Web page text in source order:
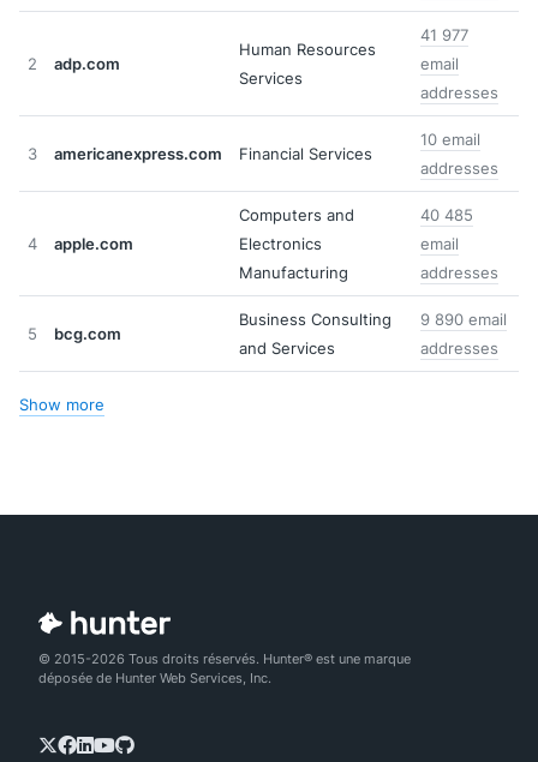
2 adp.com
Human Resources
Services
41 977
email
addresses
3 americanexpress.com Financial Services
10 email
addresses
4 apple.com
Computers and
Electronics
Manufacturing
40 485
email
addresses
5 bcg.com
Business Consulting
and Services
9 890 email
addresses
Show more
© 2015-2026 Tous droits réservés. Hunter® est une marque
déposée de Hunter Web Services, Inc.